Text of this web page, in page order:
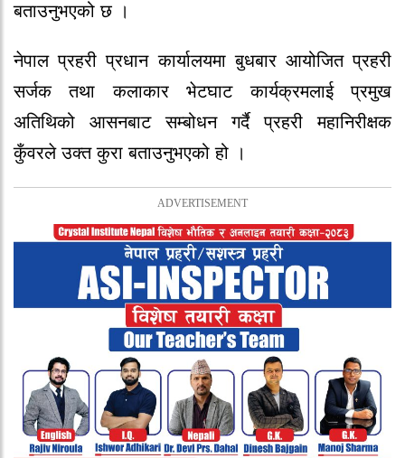
बताउनुभएको छ ।
नेपाल प्रहरी प्रधान कार्यालयमा बुधबार आयोजित प्रहरी
सर्जक तथा कलाकार भेटघाट कार्यक्रमलाई प्रमुख
अतिथिको आसनबाट सम्बोधन गर्दै प्रहरी महानिरीक्षक
कुँवरले उक्त कुरा बताउनुभएको हो ।